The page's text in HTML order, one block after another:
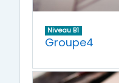
Niveau B1
Groupe4